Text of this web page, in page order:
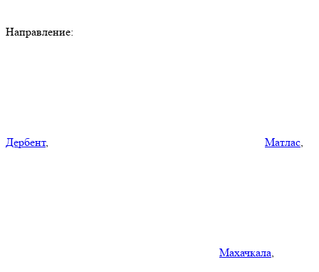
Направление:
Дербент, Матлас,
Махачкала,